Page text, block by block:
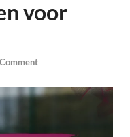
voor